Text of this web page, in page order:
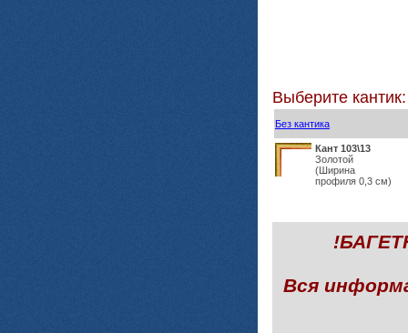
Выберите кантик:
Без кантика
Кант 103\13
Золотой
(Ширина
профиля 0,3 см)
Вся